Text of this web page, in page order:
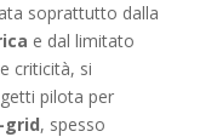
soprattutto dalla
e dal limitato
criticità, si
pilota per
grid, spesso